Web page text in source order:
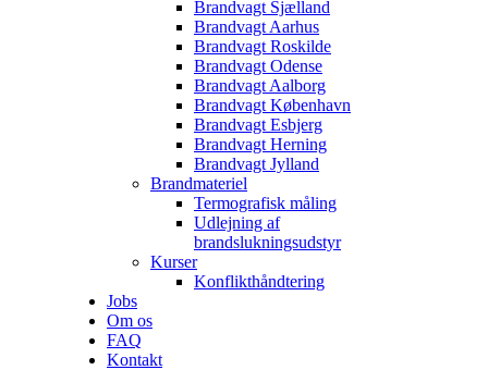
Brandvagt Sjælland
Brandvagt Aarhus
Brandvagt Roskilde
Brandvagt Odense
Brandvagt Aalborg
Brandvagt København
Brandvagt Esbjerg
Brandvagt Herning
Brandvagt Jylland
Brandmateriel
Termografisk måling
Udlejning af
brandslukningsudstyr
Kurser
Konflikthåndtering
Jobs
Om os
FAQ
Kontakt